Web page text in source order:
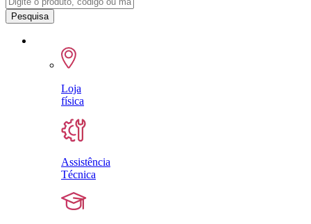
Pesquisa
Loja
física
Assistência
Técnica